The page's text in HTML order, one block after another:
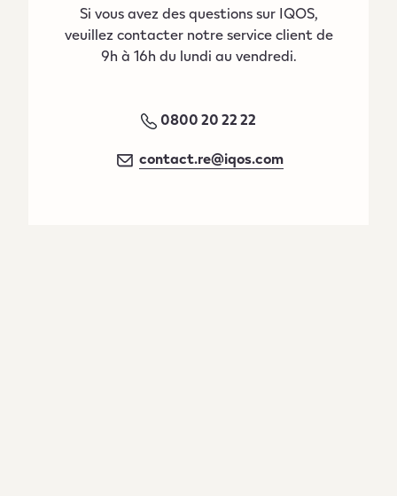
Si vous avez des questions sur IQOS,
veuillez contacter notre service client de
9h à 16h du lundi au vendredi.
0800 20 22 22
contact.re@iqos.com